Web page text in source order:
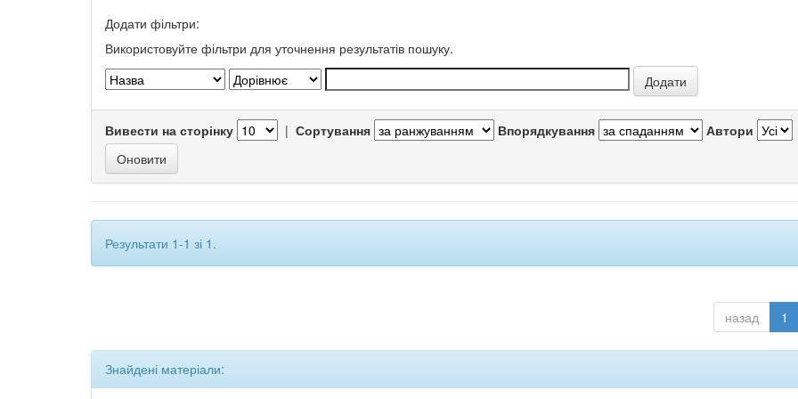
Додати фільтри:
Використовуйте фільтри для уточнення результатів пошуку.
Вивести на сторінку | Сортування Впорядкування Автори
Результати 1-1 зі 1.
назад 1
Знайдені матеріали: